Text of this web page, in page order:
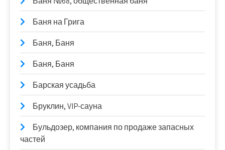
Баня на Грига
Баня, Баня
Баня, Баня
Барская усадьба
Бруклин, VIP-сауна
Бульдозер, компания по продаже запасных
частей